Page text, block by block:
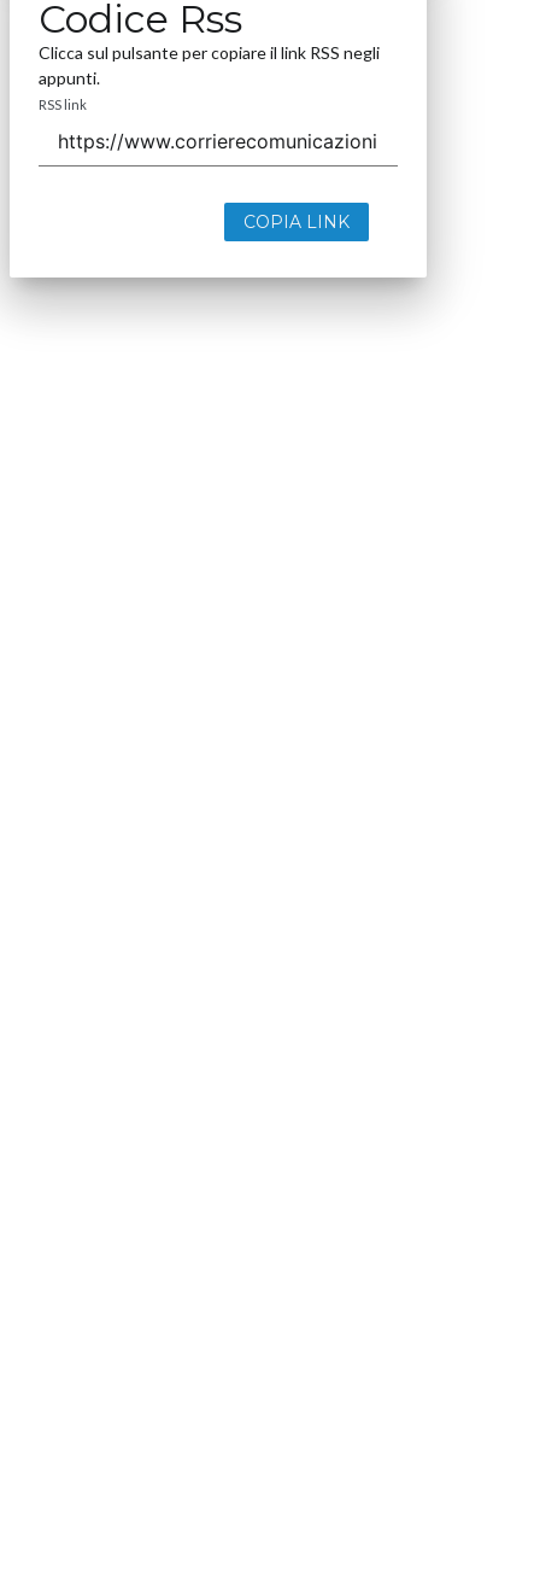
Codice Rss
Clicca sul pulsante per copiare il link RSS negli
appunti.
RSS link
COPIA LINK